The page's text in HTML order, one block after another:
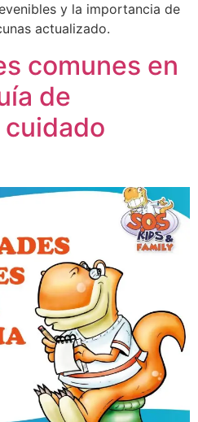
y la importancia de
actualizado.
comunes en
de